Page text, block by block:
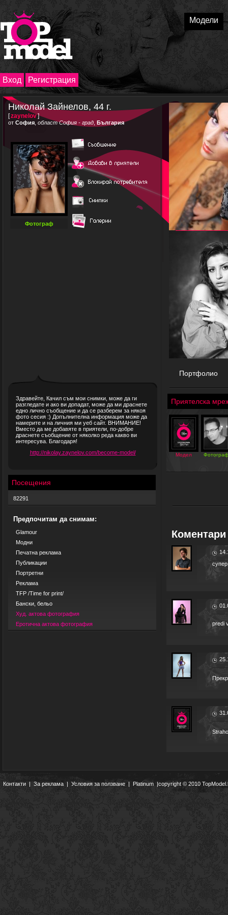
Модели
Вход Регистрация
Николай Зайнелов, 44 г.
[zaynelov]
от София област София - град България
Фотограф
Здравейте, Качил съм мои снимки, може да ги
разгледате и ако ви допадат, може да ми драснете
едно лично съобщение и да се разберем за някоя
фото сесия :) Допълнителна информация може да
намерите и на личния ми уеб сайт. ВНИМАНИЕ!
Вместо да ме добавяте в приятели, по-добре
драснете съобщение от няколко реда какво ви
интересува. Благодаря!
http://nikolay.zaynelov.com/become-model/
Посещения
82291
Предпочитам да снимам:
Glamour
Модни
Печатна реклама
Публикации
Портретни
Реклама
TFP /Time for print/
Бански, бельо
Худ. актова фотография
Еротична актова фотография
Портфолио
Приятелска
Модел Фотограф
Коментари
predi
Контакти|За реклама | Условия за ползване | Platinum |copyright © 2010